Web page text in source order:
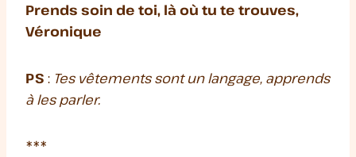
Prends soin de toi, là où tu te trouves,
Véronique
PS : Tes vêtements sont un langage, apprends
à les parler.
***